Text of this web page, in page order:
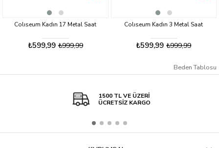
Colıseum Kadın 17 Metal Saat
₺599,99 ₺999,99
Colıseum Kadın 3 Metal Saat
₺599,99 ₺999,99
Beden Tablosu
1500 TL VE ÜZERİ
ÜCRETSİZ KARGO